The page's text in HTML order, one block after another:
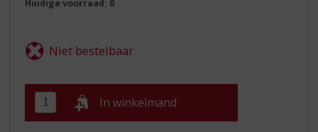
Huidige voorraad: 0
In winkelmand